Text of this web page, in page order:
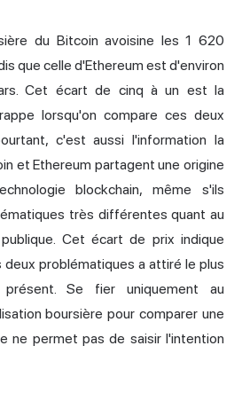
du Bitcoin avoisine les 1 620
que celle d'Ethereum est d'environ
Cet écart de cinq à un est la
lorsqu'on compare ces deux
c'est aussi l'information la
et Ethereum partagent une origine
blockchain, même s'ils
très différentes quant au
Cet écart de prix indique
problématiques a attiré le plus
Se fier uniquement au
boursière pour comparer une
ne permet pas de saisir l'intention